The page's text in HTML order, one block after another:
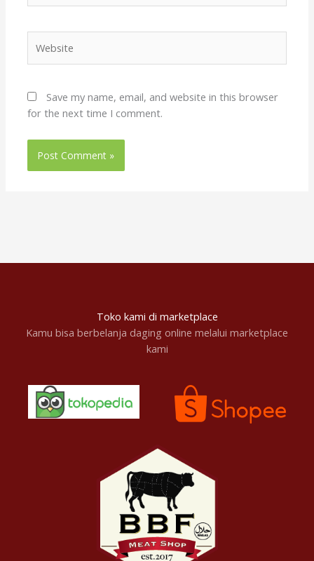
Save my name, email, and website in this browser
for the next time I comment.
Toko kami di marketplace
Kamu bisa berbelanja daging online melalui marketplace
kami